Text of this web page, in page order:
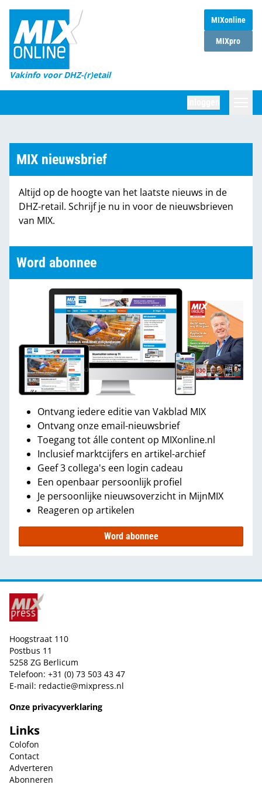
MIXonline
MIXpro
Vakinfo voor DHZ-(r)etail
Home
Magazines
DHZ Sessie
Marktcijfers
Partners
MIX nieuwsbrief
Altijd op de hoogte van het laatste nieuws in de
DHZ-retail. Schrijf je nu in voor de nieuwsbrieven
van MIX.
Word abonnee
Ontvang iedere editie van Vakblad MIX
Ontvang onze email-nieuwsbrief
Toegang tot álle content op MIXonline.nl
Inclusief marktcijfers en artikel-archief
Geef 3 collega's een login cadeau
Een openbaar persoonlijk profiel
Je persoonlijke nieuwsoverzicht in MijnMIX
Reageren op artikelen
Word abonnee
Hoogstraat 110
Postbus 11
5258 ZG Berlicum
Telefoon: +31 (0) 73 503 43 47
E-mail: redactie@mixpress.nl
Onze privacyverklaring
Links
Colofon
Contact
Adverteren
Abonneren